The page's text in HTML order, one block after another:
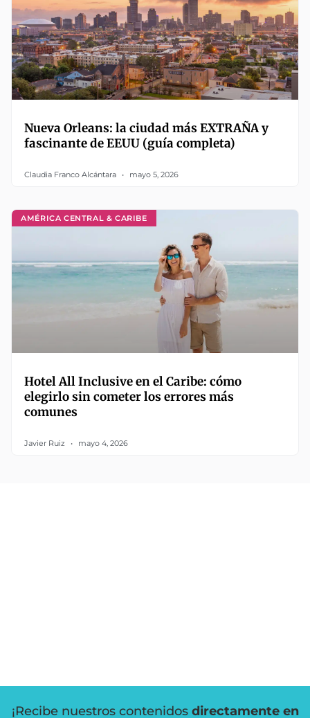
Nueva Orleans: la ciudad más EXTRAÑA y
fascinante de EEUU (guía completa)
Claudia Franco Alcántara mayo 5, 2026
AMÉRICA CENTRAL & CARIBE
Hotel All Inclusive en el Caribe: cómo
elegirlo sin cometer los errores más
comunes
Javier Ruiz mayo 4, 2026
¡Recibe nuestros contenidos directamente en